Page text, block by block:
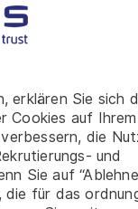
erklären Sie sich
Cookies auf
die
und
Sie auf
für das
au travers de
et
ensembles
d’entrée et